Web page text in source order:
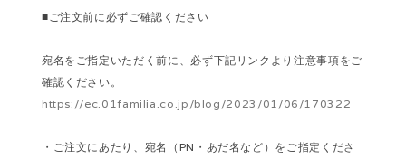
■ご注文前に必ずご確認ください
宛名をご指定いただく前に、必ず下記リンクより注意事項をご
確認ください。
https://ec.01familia.co.jp/blog/2023/01/06/170322
・ご注文にあたり、宛名（PN・あだ名など）をご指定くださ